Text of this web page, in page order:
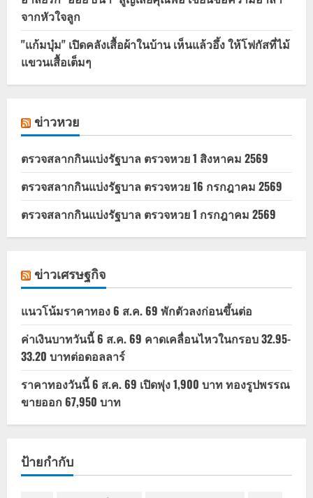
จากหัวใจลูก
"แก้มบุ๋ม" เปิดคลังเสื้อผ้าในบ้าน เห็นแล้วอึ้ง ให้โฟกัสที่ไม้
แขวนเสื้อเต็มๆ
ข่าวหวย
ตรวจสลากกินแบ่งรัฐบาล ตรวจหวย 1 สิงหาคม 2569
ตรวจสลากกินแบ่งรัฐบาล ตรวจหวย 16 กรกฎาคม 2569
ตรวจสลากกินแบ่งรัฐบาล ตรวจหวย 1 กรกฎาคม 2569
ข่าวเศรษฐกิจ
แนวโน้มราคาทอง 6 ส.ค. 69 พักตัวลงก่อนขึ้นต่อ
ค่าเงินบาทวันนี้ 6 ส.ค. 69 คาดเคลื่อนไหวในกรอบ 32.95-
33.20 บาทต่อดอลลาร์
ราคาทองวันนี้ 6 ส.ค. 69 เปิดพุ่ง 1,900 บาท ทองรูปพรรณ
ขายออก 67,950 บาท
ป้ายกำกับ